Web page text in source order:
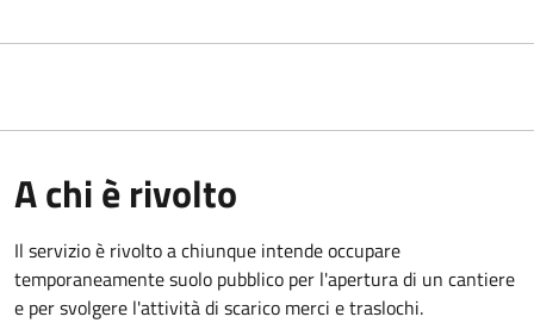
A chi è rivolto
Il servizio è rivolto a chiunque intende occupare
temporaneamente suolo pubblico per l'apertura di un cantiere
e per svolgere l'attività di scarico merci e traslochi.